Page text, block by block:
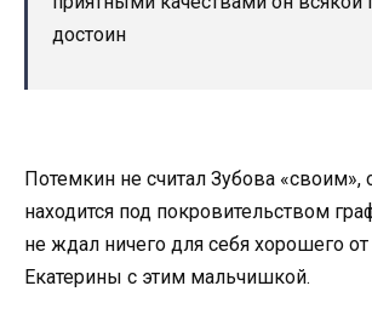
достоин
Потемкин не считал Зубова «своим»,
находится под покровительством
не ждал ничего для себя хорошего от
Екатерины с этим мальчишкой.